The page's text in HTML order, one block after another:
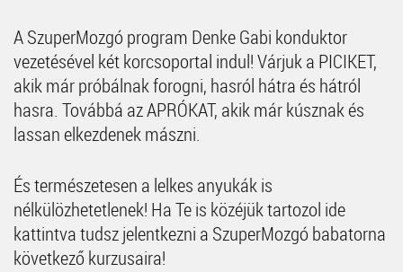
A SzuperMozgó program Denke Gabi konduktor
vezetésével két korcsoportal indul! Várjuk a PICIKET,
akik már próbálnak forogni, hasról hátra és hátról
hasra. Továbbá az APRÓKAT, akik már kúsznak és
lassan elkezdenek mászni.
És természetesen a lelkes anyukák is
nélkülözhetetlenek! Ha Te is közéjük tartozol ide
kattintva tudsz jelentkezni a SzuperMozgó babatorna
következő kurzusaira!